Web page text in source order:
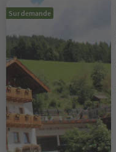
Sur demande